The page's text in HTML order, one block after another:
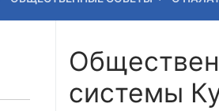
+7 (3842) 58-82-40
системы